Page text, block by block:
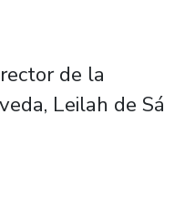
de la
Leilah de Sá